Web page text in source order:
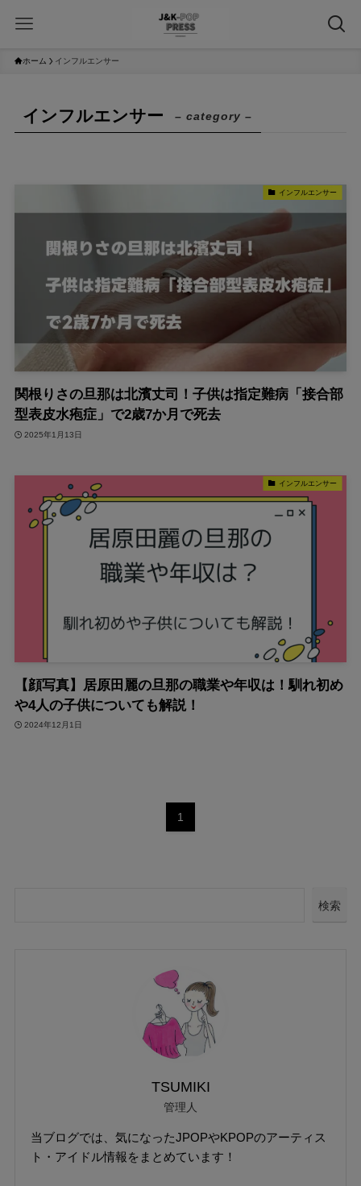
ホーム インフルエンサー
インフルエンサー – category –
インフルエンサー
関根りさの旦那は北濱丈司！子供は指定難病「接合部
型表皮水疱症」で2歳7か月で死去
2025年1月13日
インフルエンサー
【顔写真】居原田麗の旦那の職業や年収は！馴れ初め
や4人の子供についても解説！
2024年12月1日
1
検索
TSUMIKI
管理人
当ブログでは、気になったJPOPやKPOPのアーティス
ト・アイドル情報をまとめています！